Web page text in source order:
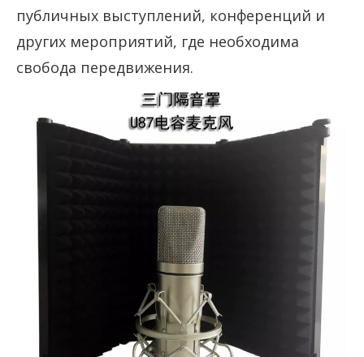
публичных выступлений, конференций и
других мероприятий, где необходима
свобода передвижения.